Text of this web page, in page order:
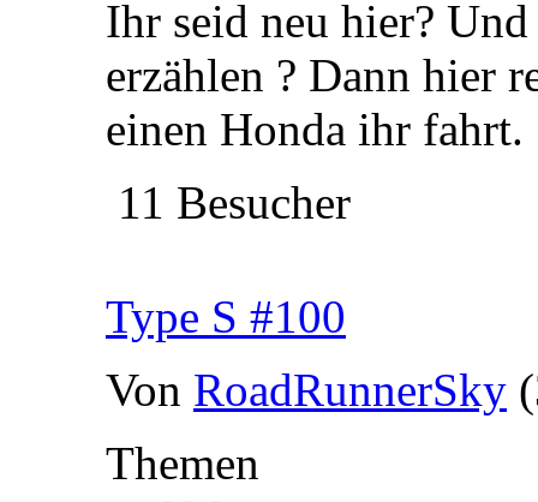
Ihr seid neu hier?
erzählen ? Dann hier
einen Honda ihr fahrt.
11 Besucher
Type S #100
Von RoadRunnerSky
Themen